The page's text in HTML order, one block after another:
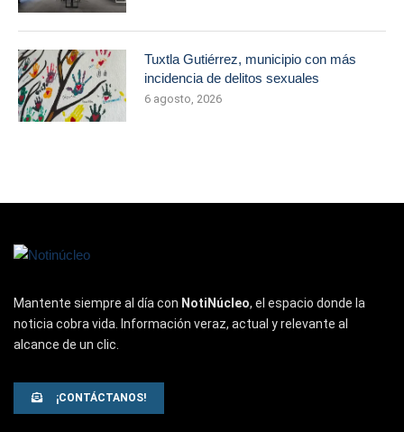
Tuxtla Gutiérrez, municipio con más
incidencia de delitos sexuales
6 agosto, 2026
Mantente siempre al día con NotiNúcleo, el espacio donde la
noticia cobra vida. Información veraz, actual y relevante al
alcance de un clic.
¡CONTÁCTANOS!